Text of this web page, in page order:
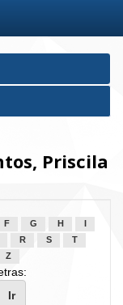
Priscila
F G H
R S
T
Z